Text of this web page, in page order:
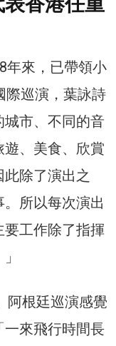
年來，已帶領小
際巡演，葉詠詩
市、不同的音
、美食、欣賞
除了演出之
所以每次演出
工作除了指揮
阿根廷巡演感覺
一來飛行時間長